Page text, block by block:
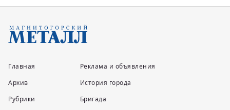
Главная
Архив
Рубрики
Реклама и объявления
История города
Бригада